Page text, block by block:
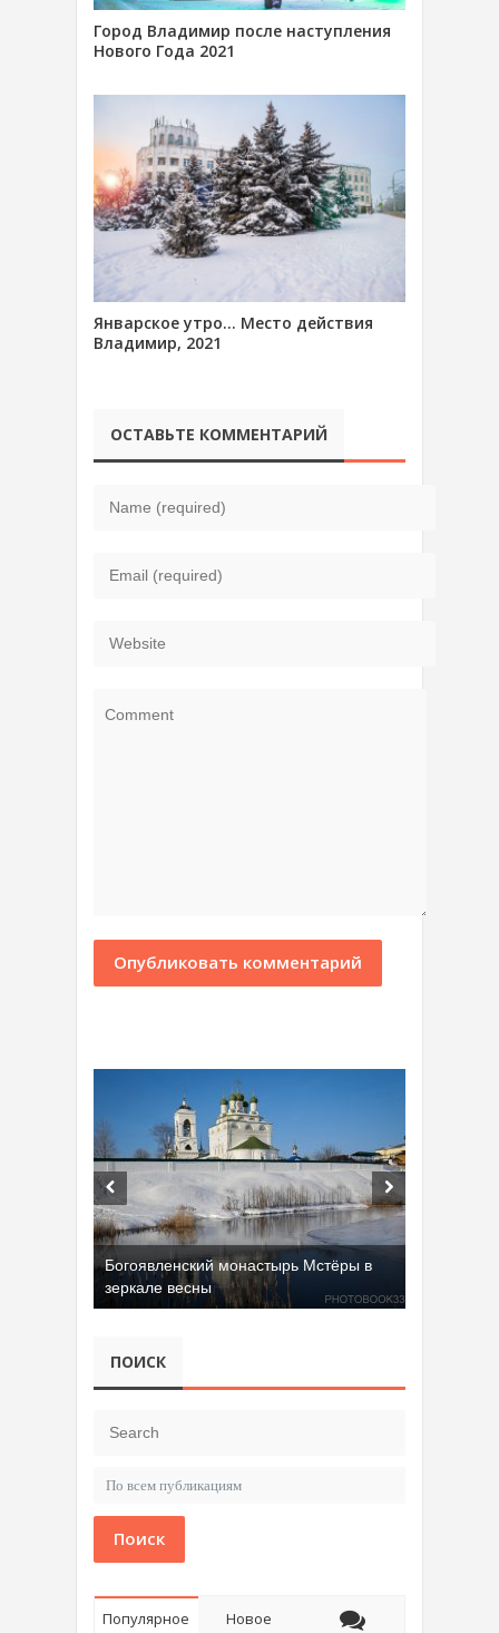
Город Владимир после наступления
Нового Года 2021
Январское утро… Место действия
Владимир, 2021
ОСТАВЬТЕ КОММЕНТАРИЙ
Богоявленский монастырь Мстёры в
зеркале весны
ПОИСК
Поиск
Популярное Новое